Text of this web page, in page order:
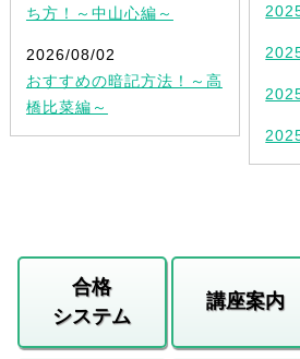
ち方！～中山心編～
2026/08/02
おすすめの暗記方法！～高
橋比菜編～
合格
システム
講座案内